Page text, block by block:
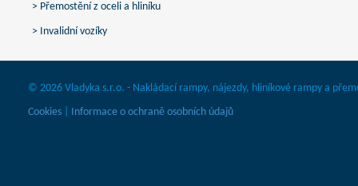
> Přemostění z oceli a hliníku
> Invalidní vozíky
© 2026 Vladyka s.r.o. - Nakládací rampy, nájezdy, hliníkové rampy a
Cookies
Informace o ochraně osobních údajů